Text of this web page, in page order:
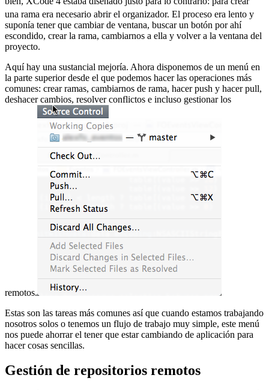
una rama era necesario abrir el organizador. El proceso era lento y
suponía tener que cambiar de ventana, buscar un botón por ahí
escondido, crear la rama, cambiarnos a ella y volver a la ventana del
proyecto.
Aquí hay una sustancial mejoría. Ahora disponemos de un menú en
la parte superior desde el que podemos hacer las operaciones más
comunes: crear ramas, cambiarnos de rama, hacer push y hacer pull,
deshacer cambios, resolver conflictos e incluso gestionar los
remotos.
Estas son las tareas más comunes así que cuando estamos trabajando
nosotros solos o tenemos un flujo de trabajo muy simple, este menú
nos puede ahorrar el tener que estar cambiando de aplicación para
hacer cosas sencillas.
Gestión de repositorios remotos